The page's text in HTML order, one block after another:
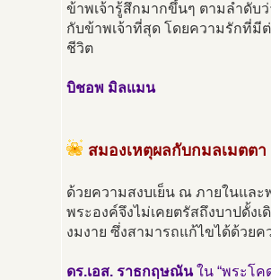
ข้าพเจ้ารู้สึกมากขึ้นๆ ตามลำดับ
กับข้าพเจ้าที่สุด โดยความรักที่มี
ชีวิต
บิชอพ มิลแมน
สมองเหตุผลกับกมลเมตตา
ด้วยความสงบเย็น ณ ภายในแล
พระองค์จึงไม่เคยตรัสถึงบาปดั้ง
งมงาย ซึ่งสามารถแก้ไขได้ด้วย
ดร.เอส. ราธกฤษณันใน “พระโค